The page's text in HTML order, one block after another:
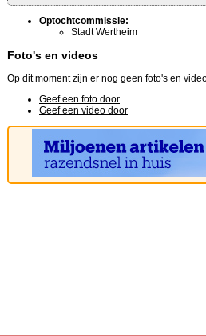
Optochtcommissie:
Stadt Wertheim
Foto's en videos
Op dit moment zijn er nog geen foto's en
Geef een foto door
Geef een video door